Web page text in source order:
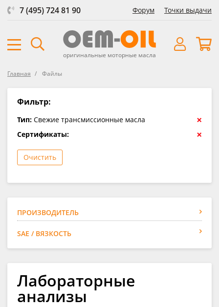
7 (495) 724 81 90 Форум Точки выдачи
оригинальные моторные масла
Главная Файлы
Фильтр:
Тип: Свежие трансмиссионные масла ×
Сертификаты: ×
Очистить
ПРОИЗВОДИТЕЛЬ
SAE / ВЯЗКОСТЬ
Лабораторные
анализы